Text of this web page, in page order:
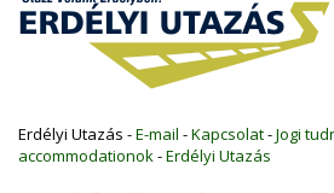
Erdélyi Utazás -E-mail -Kapcsolat-Jogi
accommodationok -Erdélyi Utazás